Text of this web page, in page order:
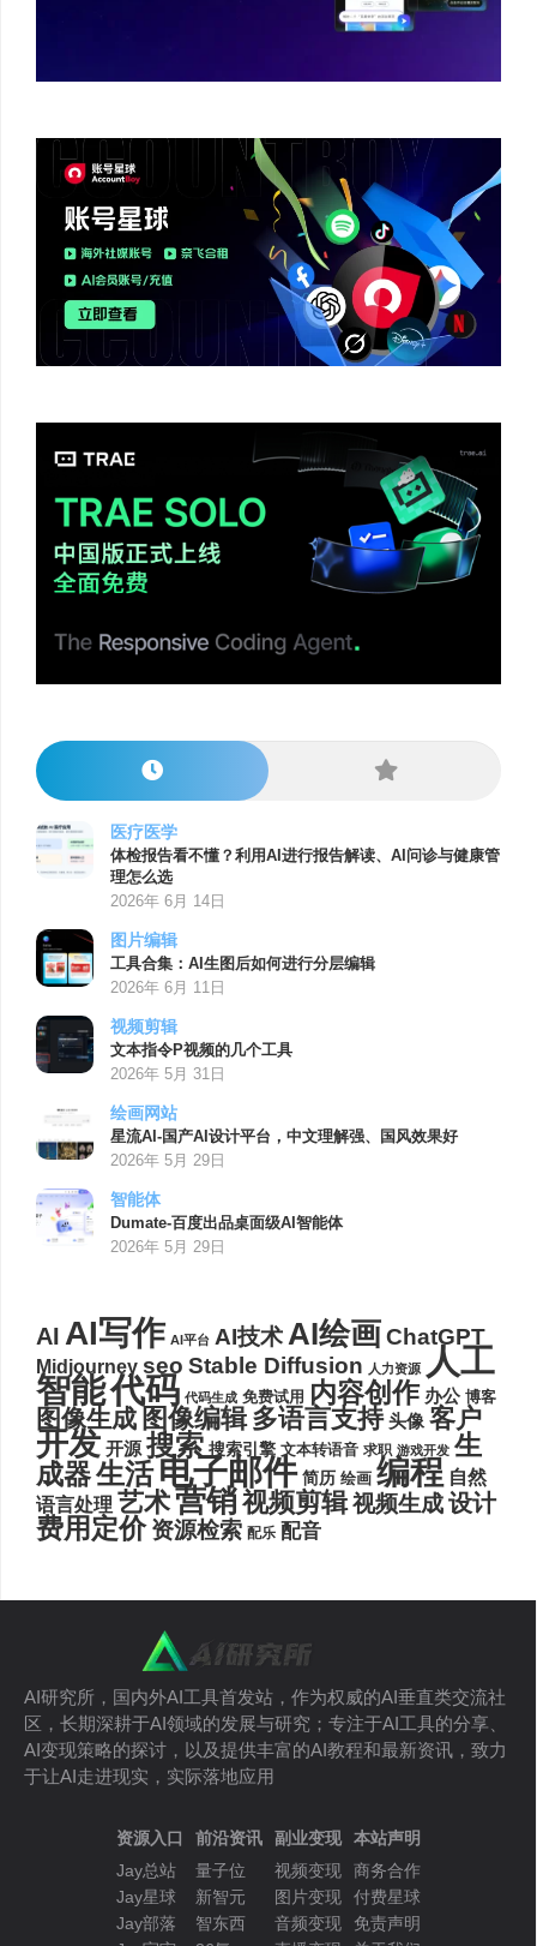
医疗医学
体检报告看不懂？利用AI进行报告解读、AI问诊与健康管
理怎么选
2026年 6月 14日
图片编辑
工具合集：AI生图后如何进行分层编辑
2026年 6月 11日
视频剪辑
文本指令P视频的几个工具
2026年 5月 31日
绘画网站
星流AI-国产AI设计平台，中文理解强、国风效果好
2026年 5月 29日
智能体
Dumate-百度出品桌面级AI智能体
2026年 5月 29日
AI AI写作 AI平台 AI技术AI绘画ChatGPT
Midjourney seo Stable Diffusion 人力资源 人工
智能代码 代码生成 免费试用 内容创作 办公 博客
图像生成 图像编辑 多语言支持 头像 客户
开发 开源 搜索 搜索引擎 文本转语音 求职 游戏开发 生
成器生活电子邮件 简历 绘画 编程 自然
语言处理 艺术营销视频剪辑视频生成设计
费用定价 资源检索 配乐 配音
AI研究所，国内外AI工具首发站，作为权威的AI垂直类交流社
区，长期深耕于AI领域的发展与研究；专注于AI工具的分享、
AI变现策略的探讨，以及提供丰富的AI教程和最新资讯，致力
于让AI走进现实，实际落地应用
资源入口
Jay总站
Jay星球
Jay部落
前沿资讯
量子位
新智元
智东西
副业变现
视频变现
图片变现
音频变现
本站声明
商务合作
付费星球
免责声明